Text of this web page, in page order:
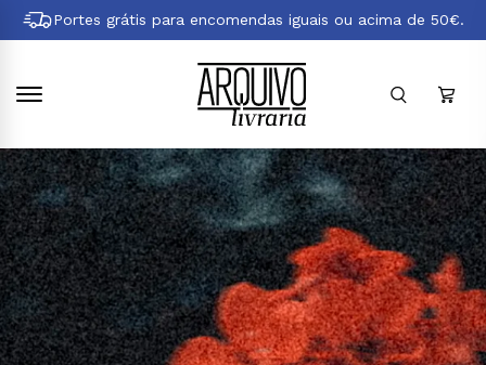
Pular
para
principal
Portes grátis para encomendas iguais ou acima de 50€.